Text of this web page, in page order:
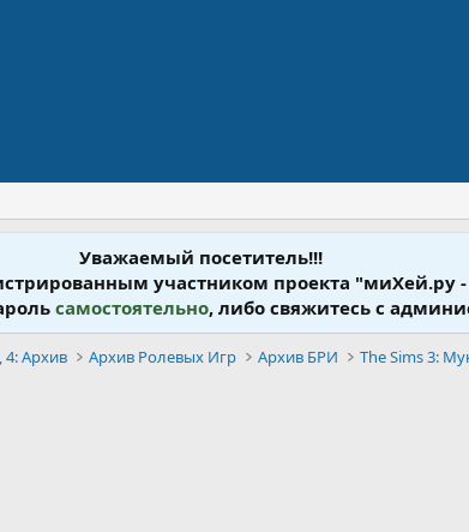
Уважаемый посетитель!!!
участником проекта "миХей.ру
самостоятельно, либо свяжитесь с
4: Архив Архив Ролевых Игр Архив БРИ
The Sims 3: